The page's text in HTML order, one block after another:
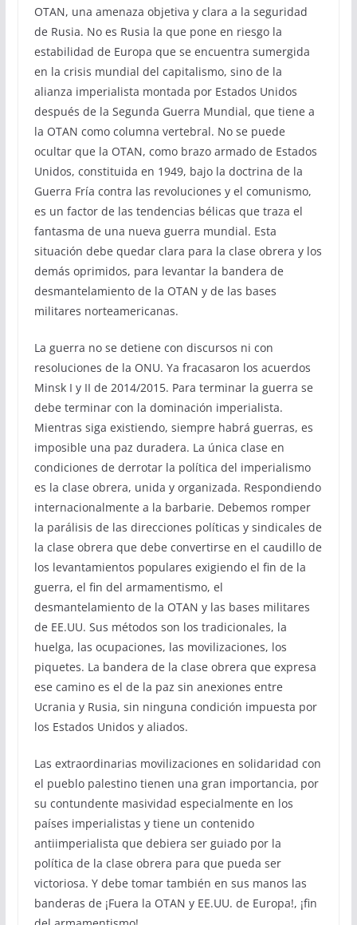
OTAN, una amenaza objetiva y clara a la seguridad
de Rusia. No es Rusia la que pone en riesgo la
estabilidad de Europa que se encuentra sumergida
en la crisis mundial del capitalismo, sino de la
alianza imperialista montada por Estados Unidos
después de la Segunda Guerra Mundial, que tiene a
la OTAN como columna vertebral. No se puede
ocultar que la OTAN, como brazo armado de Estados
Unidos, constituida en 1949, bajo la doctrina de la
Guerra Fría contra las revoluciones y el comunismo,
es un factor de las tendencias bélicas que traza el
fantasma de una nueva guerra mundial. Esta
situación debe quedar clara para la clase obrera y los
demás oprimidos, para levantar la bandera de
desmantelamiento de la OTAN y de las bases
militares norteamericanas.
La guerra no se detiene con discursos ni con
resoluciones de la ONU. Ya fracasaron los acuerdos
Minsk I y II de 2014/2015. Para terminar la guerra se
debe terminar con la dominación imperialista.
Mientras siga existiendo, siempre habrá guerras, es
imposible una paz duradera. La única clase en
condiciones de derrotar la política del imperialismo
es la clase obrera, unida y organizada. Respondiendo
internacionalmente a la barbarie. Debemos romper
la parálisis de las direcciones políticas y sindicales de
la clase obrera que debe convertirse en el caudillo de
los levantamientos populares exigiendo el fin de la
guerra, el fin del armamentismo, el
desmantelamiento de la OTAN y las bases militares
de EE.UU. Sus métodos son los tradicionales, la
huelga, las ocupaciones, las movilizaciones, los
piquetes. La bandera de la clase obrera que expresa
ese camino es el de la paz sin anexiones entre
Ucrania y Rusia, sin ninguna condición impuesta por
los Estados Unidos y aliados.
Las extraordinarias movilizaciones en solidaridad con
el pueblo palestino tienen una gran importancia, por
su contundente masividad especialmente en los
países imperialistas y tiene un contenido
antiimperialista que debiera ser guiado por la
política de la clase obrera para que pueda ser
victoriosa. Y debe tomar también en sus manos las
banderas de ¡Fuera la OTAN y EE.UU. de Europa!, ¡fin